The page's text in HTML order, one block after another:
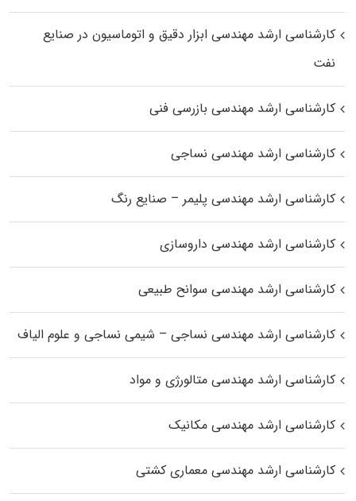
کارشناسی ارشد مهندسی ابزار دقیق و اتوماسیون در صنایع
نفت
کارشناسی ارشد مهندسی بازرسی فنی
کارشناسی ارشد مهندسی نساجی
کارشناسی ارشد مهندسی پلیمر – صنایع رنگ
کارشناسی ارشد مهندسی داروسازی
کارشناسی ارشد مهندسی سوانح طبیعی
کارشناسی ارشد مهندسی نساجی – شیمی نساجی و علوم الیاف
کارشناسی ارشد مهندسی متالورژی و مواد
کارشناسی ارشد مهندسی مکانیک
کارشناسی ارشد مهندسی معماری کشتی